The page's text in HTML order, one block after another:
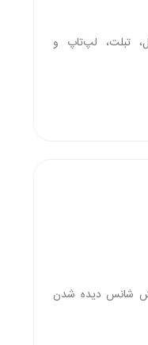
تبلت، لپ‌تاپ و
شانس دیده شدن